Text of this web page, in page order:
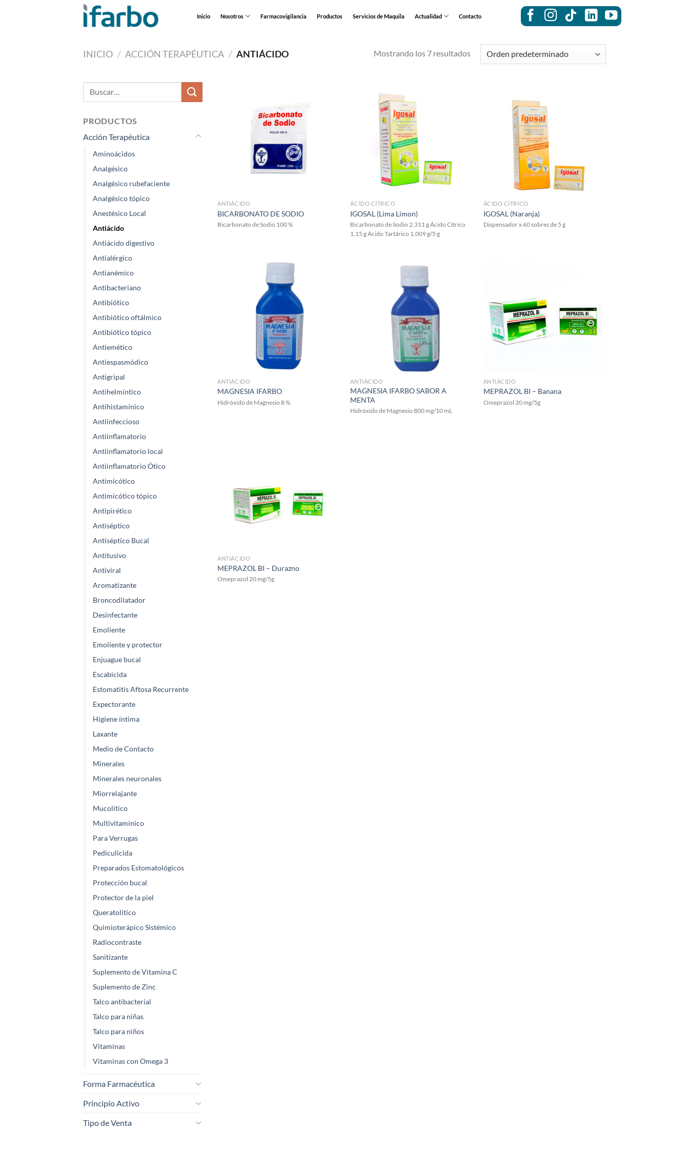
Inicio Nosotros Farmacovigilancia Productos Servicios de Maquila Actualidad Contacto
INICIO / ACCIÓN TERAPÉUTICA / ANTIÁCIDO Mostrando los 7 resultados
Buscar
PRODUCTOS
Acción Terapéutica
Aminoácidos
Analgésico
Analgésico rubefaciente
Analgésico tópico
Anestésico Local
Antiácido
Antiácido digestivo
Antialérgico
Antianémico
Antibacteriano
Antibiótico
Antibiótico oftálmico
Antibiótico tópico
Antiemético
Antiespasmódico
Antigripal
Antihelmíntico
Antihistamínico
Antiinfeccioso
Antiinflamatorio
Antiinflamatorio local
Antiinflamatorio Ótico
Antimicótico
Antimicótico tópico
Antipirético
Antiséptico
Antiséptico Bucal
Antitusivo
Antiviral
Aromatizante
Broncodilatador
Desinfectante
Emoliente
Emoliente y protector
Enjuague bucal
Escabicida
Estomatitis Aftosa Recurrente
Expectorante
Higiene íntima
Laxante
Medio de Contacto
Minerales
Minerales neuronales
Miorrelajante
Mucolítico
Multivitamínico
Para Verrugas
Pediculicida
Preparados Estomatológicos
Protección bucal
Protector de la piel
Queratolitico
Quimioterápico Sistémico
Radiocontraste
Sanitizante
Suplemento de Vitamina C
Suplemento de Zinc
Talco antibacterial
Talco para niñas
Talco para niños
Vitaminas
Vitaminas con Omega 3
Forma Farmacéutica
Principio Activo
Tipo de Venta
ANTIÁCIDO
BICARBONATO DE SODIO
Bicarbonato de Sodio 100 %
ÁCIDO CÍTRICO
IGOSAL (Lima Limon)
Bicarbonato de Sodio 2,311 g Ácido Cítrico
1,15 g Ácido Tartárico 1,009 g/5 g
ÁCIDO CÍTRICO
IGOSAL (Naranja)
Dispensador x 60 sobres de 5 g
ANTIÁCIDO
MAGNESIA IFARBO
Hidróxido de Magnesio 8 %
ANTIÁCIDO
MAGNESIA IFARBO SABOR A
MENTA
Hidróxido de Magnesio 800 mg/10 mL
ANTIÁCIDO
MEPRAZOL BI – Banana
Omeprazol 20 mg/5g
ANTIÁCIDO
MEPRAZOL BI – Durazno
Omeprazol 20 mg/5g